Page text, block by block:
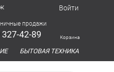
Войти
продажи
327-42-89 Корзина
БЫТОВАЯ ТЕХНИКА